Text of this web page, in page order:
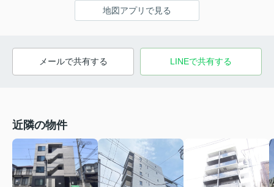
地図アプリで見る
メールで共有する LINEで共有する
近隣の物件